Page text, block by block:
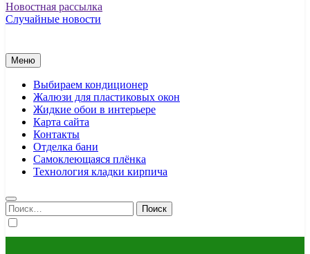
Новостная рассылка
Случайные новости
Меню
Выбираем кондиционер
Жалюзи для пластиковых окон
Жидкие обои в интерьере
Карта сайта
Контакты
Отделка бани
Самоклеющаяся плёнка
Технология кладки кирпича
Найти: